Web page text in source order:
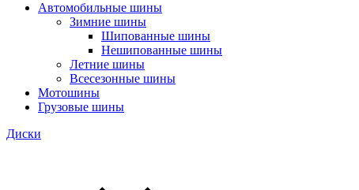
Автомобильные шины
Зимние шины
Шипованные шины
Нешипованные шины
Летние шины
Всесезонные шины
Мотошины
Грузовые шины
Диски